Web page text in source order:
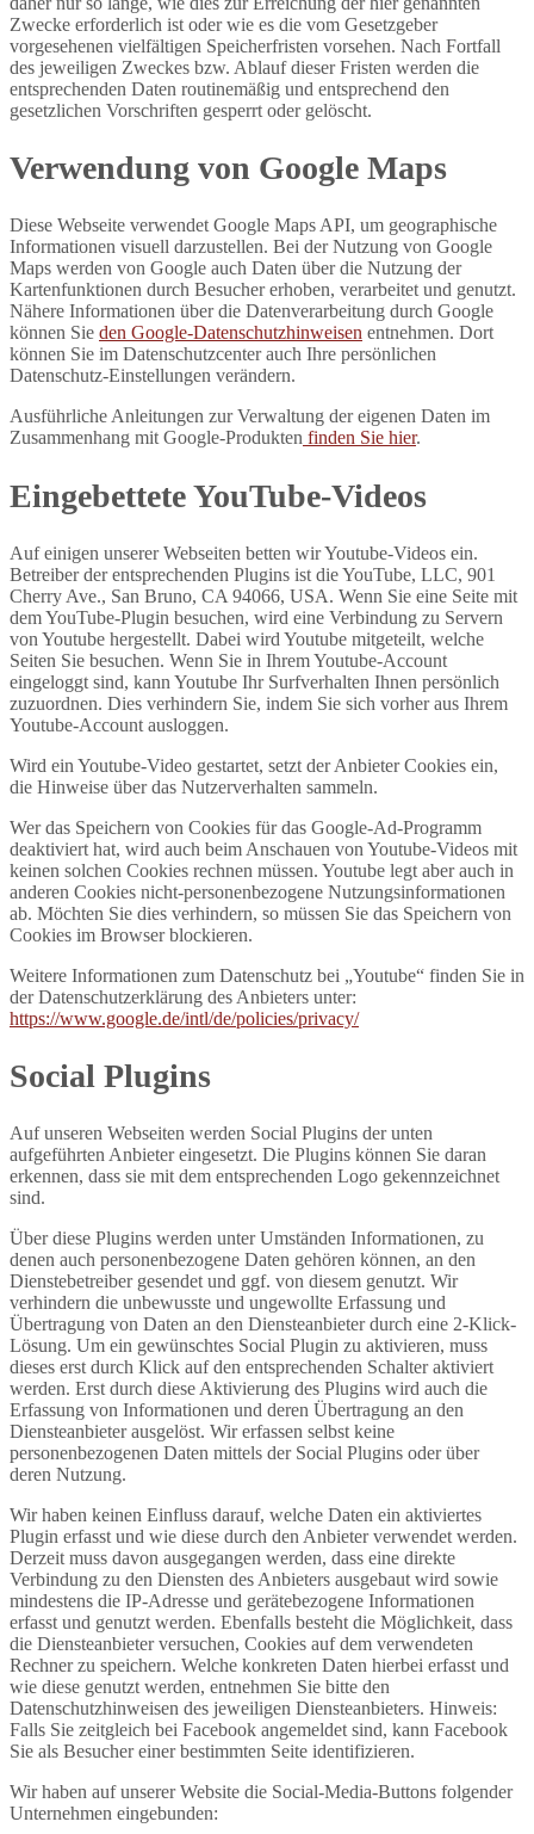
Zwecke erforderlich ist oder wie es die vom Gesetzgeber
vorgesehenen vielfältigen Speicherfristen vorsehen. Nach Fortfall
des jeweiligen Zweckes bzw. Ablauf dieser Fristen werden die
entsprechenden Daten routinemäßig und entsprechend den
gesetzlichen Vorschriften gesperrt oder gelöscht.
Verwendung von Google Maps
Diese Webseite verwendet Google Maps API, um geographische
Informationen visuell darzustellen. Bei der Nutzung von Google
Maps werden von Google auch Daten über die Nutzung der
Kartenfunktionen durch Besucher erhoben, verarbeitet und genutzt.
Nähere Informationen über die Datenverarbeitung durch Google
können Sie den Google-Datenschutzhinweisen entnehmen. Dort
können Sie im Datenschutzcenter auch Ihre persönlichen
Datenschutz-Einstellungen verändern.
Ausführliche Anleitungen zur Verwaltung der eigenen Daten im
Zusammenhang mit Google-Produkten finden Sie hier.
Eingebettete YouTube-Videos
Auf einigen unserer Webseiten betten wir Youtube-Videos ein.
Betreiber der entsprechenden Plugins ist die YouTube, LLC, 901
Cherry Ave., San Bruno, CA 94066, USA. Wenn Sie eine Seite mit
dem YouTube-Plugin besuchen, wird eine Verbindung zu Servern
von Youtube hergestellt. Dabei wird Youtube mitgeteilt, welche
Seiten Sie besuchen. Wenn Sie in Ihrem Youtube-Account
eingeloggt sind, kann Youtube Ihr Surfverhalten Ihnen persönlich
zuzuordnen. Dies verhindern Sie, indem Sie sich vorher aus Ihrem
Youtube-Account ausloggen.
Wird ein Youtube-Video gestartet, setzt der Anbieter Cookies ein,
die Hinweise über das Nutzerverhalten sammeln.
Wer das Speichern von Cookies für das Google-Ad-Programm
deaktiviert hat, wird auch beim Anschauen von Youtube-Videos mit
keinen solchen Cookies rechnen müssen. Youtube legt aber auch in
anderen Cookies nicht-personenbezogene Nutzungsinformationen
ab. Möchten Sie dies verhindern, so müssen Sie das Speichern von
Cookies im Browser blockieren.
Weitere Informationen zum Datenschutz bei „Youtube“ finden Sie in
der Datenschutzerklärung des Anbieters unter:
https://www.google.de/intl/de/policies/privacy/
Social Plugins
Auf unseren Webseiten werden Social Plugins der unten
aufgeführten Anbieter eingesetzt. Die Plugins können Sie daran
erkennen, dass sie mit dem entsprechenden Logo gekennzeichnet
sind.
Über diese Plugins werden unter Umständen Informationen, zu
denen auch personenbezogene Daten gehören können, an den
Dienstebetreiber gesendet und ggf. von diesem genutzt. Wir
verhindern die unbewusste und ungewollte Erfassung und
Übertragung von Daten an den Diensteanbieter durch eine 2-Klick-
Lösung. Um ein gewünschtes Social Plugin zu aktivieren, muss
dieses erst durch Klick auf den entsprechenden Schalter aktiviert
werden. Erst durch diese Aktivierung des Plugins wird auch die
Erfassung von Informationen und deren Übertragung an den
Diensteanbieter ausgelöst. Wir erfassen selbst keine
personenbezogenen Daten mittels der Social Plugins oder über
deren Nutzung.
Wir haben keinen Einfluss darauf, welche Daten ein aktiviertes
Plugin erfasst und wie diese durch den Anbieter verwendet werden.
Derzeit muss davon ausgegangen werden, dass eine direkte
Verbindung zu den Diensten des Anbieters ausgebaut wird sowie
mindestens die IP-Adresse und gerätebezogene Informationen
erfasst und genutzt werden. Ebenfalls besteht die Möglichkeit, dass
die Diensteanbieter versuchen, Cookies auf dem verwendeten
Rechner zu speichern. Welche konkreten Daten hierbei erfasst und
wie diese genutzt werden, entnehmen Sie bitte den
Datenschutzhinweisen des jeweiligen Diensteanbieters. Hinweis:
Falls Sie zeitgleich bei Facebook angemeldet sind, kann Facebook
Sie als Besucher einer bestimmten Seite identifizieren.
Wir haben auf unserer Website die Social-Media-Buttons folgender
Unternehmen eingebunden: